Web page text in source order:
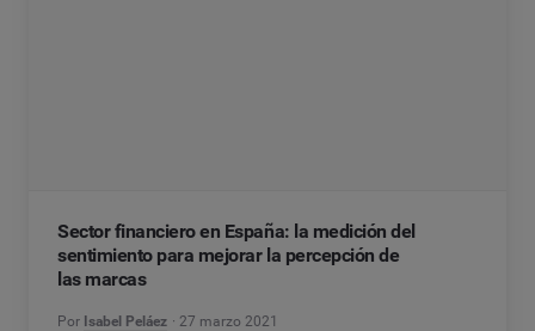
Sector financiero en España: la medición del
sentimiento para mejorar la percepción de
las marcas
Por Isabel Peláez 27 marzo 2021